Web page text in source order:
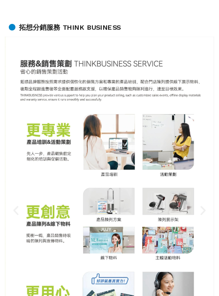
拓想分銷服務 THINK BUSINESS